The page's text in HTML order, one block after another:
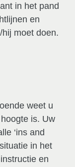
in het pand
en
moet doen.
weet u
is. Uw
‘ins and
in het
en